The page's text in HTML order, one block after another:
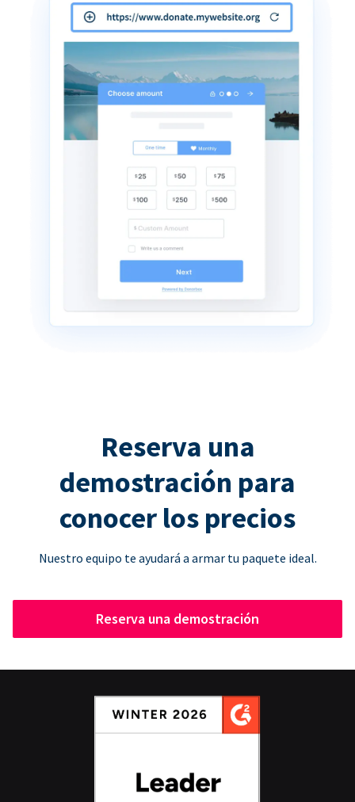
Reserva una
demostración para
conocer los precios
Nuestro equipo te ayudará a armar tu paquete ideal.
Reserva una demostración